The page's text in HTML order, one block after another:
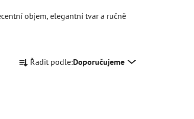
objem, elegantní tvar a ručně
a Řadit podle:Doporučujeme